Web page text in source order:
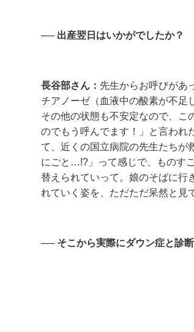
── 出産翌日はいかがでしたか？
長谷部さん： 先生からお呼びがあ
チアノーゼ（血液中の酸素が不足
その他の状態も不安定なので、こ
のでもう呼んでます！」と言われ
て、近くの国立病院の先生たちが
にごと…!?」って感じで、ものす
替えられていって。娘のそばに行
れていく姿を、ただただ呆然と見
── そこから実際にダウン症と診